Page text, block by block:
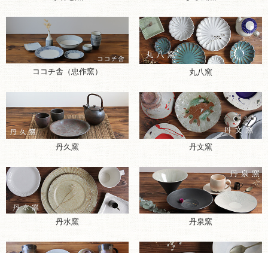
丹久窯 丹文窯
丹水窯 丹泉窯
丹波まるいち窯 俊彦窯（カマノツボ制作室）